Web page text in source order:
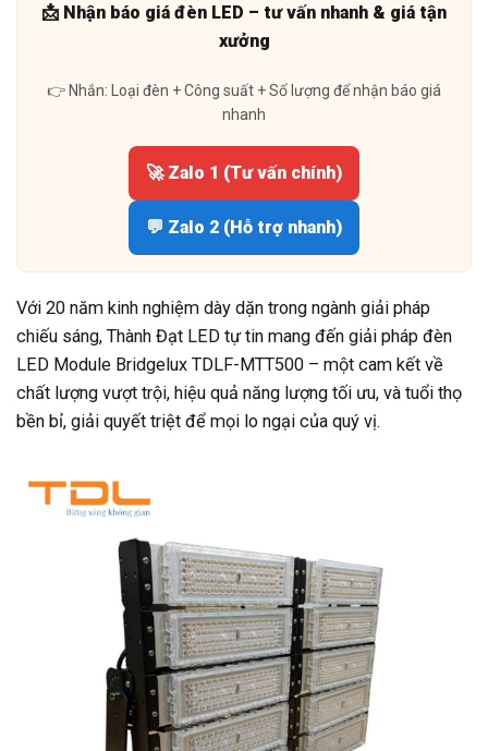
📩 Nhận báo giá đèn LED – tư vấn nhanh & giá tận
xưởng
👉 Nhắn: Loại đèn + Công suất + Số lượng để nhận báo giá
nhanh
🚀 Zalo 1 (Tư vấn chính)
💬 Zalo 2 (Hỗ trợ nhanh)
Với 20 năm kinh nghiệm dày dặn trong ngành giải pháp
chiếu sáng, Thành Đạt LED tự tin mang đến giải pháp đèn
LED Module Bridgelux TDLF-MTT500 – một cam kết về
chất lượng vượt trội, hiệu quả năng lượng tối ưu, và tuổi thọ
bền bỉ, giải quyết triệt để mọi lo ngại của quý vị.